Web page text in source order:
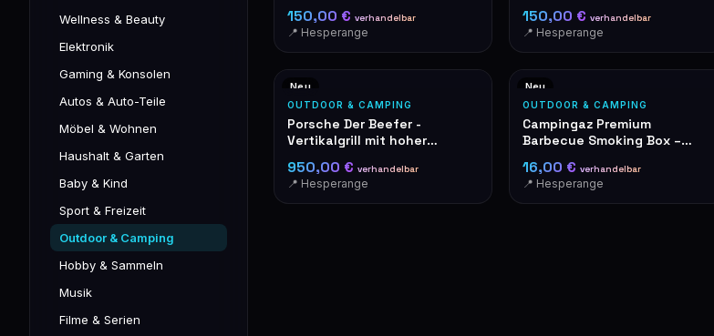
Wellness & Beauty
Elektronik
Gaming & Konsolen
Autos & Auto-Teile
Möbel & Wohnen
Haushalt & Garten
Baby & Kind
Sport & Freizeit
Outdoor & Camping
Hobby & Sammeln
Musik
Filme & Serien
150,00 € verhandelbar
📍 Hesperange
150,00 € verhandelbar
📍 Hesperange
Neu
OUTDOOR & CAMPING
Porsche Der Beefer -
Vertikalgrill mit hoher
950,00 € verhandelbar
📍 Hesperange
Neu
OUTDOOR & CAMPING
Campingaz Premium
Barbecue Smoking Box –
16,00 € verhandelbar
📍 Hesperange